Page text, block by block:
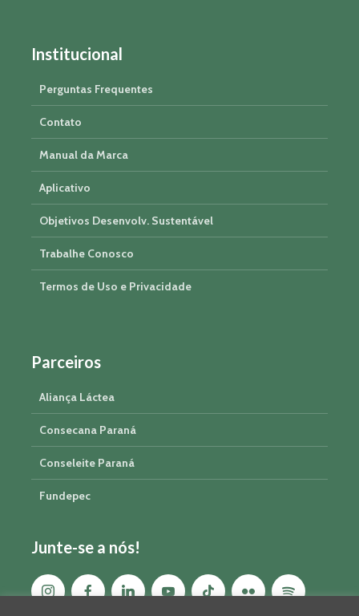
Institucional
Perguntas Frequentes
Contato
Manual da Marca
Aplicativo
Objetivos Desenvolv. Sustentável
Trabalhe Conosco
Termos de Uso e Privacidade
Parceiros
Aliança Láctea
Consecana Paraná
Conseleite Paraná
Fundepec
Junte-se a nós!